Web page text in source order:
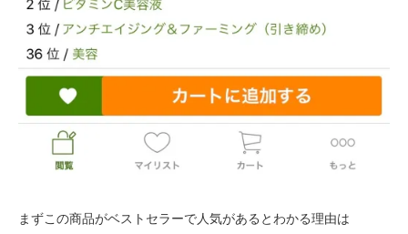
まずこの商品がベストセラーで人気があるとわかる理由は